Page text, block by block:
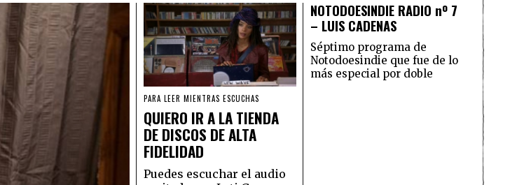
PARA LEER MIENTRAS ESCUCHAS
QUIERO IR A LA TIENDA
DE DISCOS DE ALTA
FIDELIDAD
Puedes escuchar el audio
NOTODOESINDIE RADIO nº 7
– LUIS CADENAS
Séptimo programa de
Notodoesindie que fue de lo
más especial por doble